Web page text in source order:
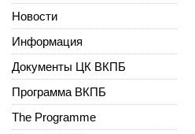
Новости
Информация
Документы ЦК ВКПБ
Программа ВКПБ
The Programme